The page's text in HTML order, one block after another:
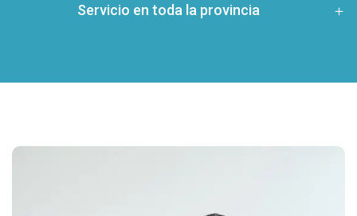
Servicio en toda la provincia